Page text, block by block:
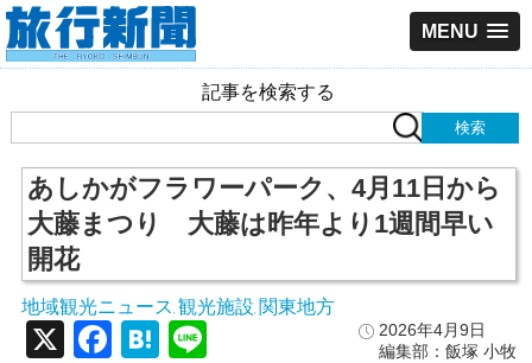
MENU
記事を検索する
あしかがフラワーパーク、4月11日から
大藤まつり 大藤は昨年より1週間早い
開花
地域観光ニュース 観光施設 関東地方
2026年4月9日
編集部：飯塚 小牧
X Facebook
Hatena